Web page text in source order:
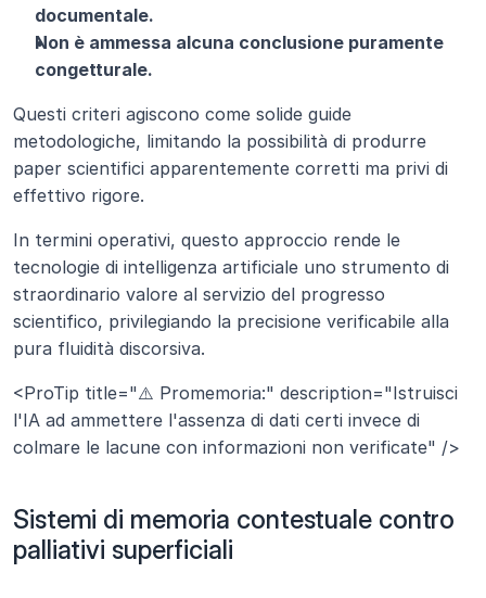
documentale.
Non è ammessa alcuna conclusione puramente
congetturale.
Questi criteri agiscono come solide guide
metodologiche, limitando la possibilità di produrre
paper scientifici apparentemente corretti ma privi di
effettivo rigore.
In termini operativi, questo approccio rende le
tecnologie di intelligenza artificiale uno strumento di
straordinario valore al servizio del progresso
scientifico, privilegiando la precisione verificabile alla
pura fluidità discorsiva.
<ProTip title="⚠️ Promemoria:" description="Istruisci
l'IA ad ammettere l'assenza di dati certi invece di
colmare le lacune con informazioni non verificate" />
Sistemi di memoria contestuale contro
palliativi superficiali